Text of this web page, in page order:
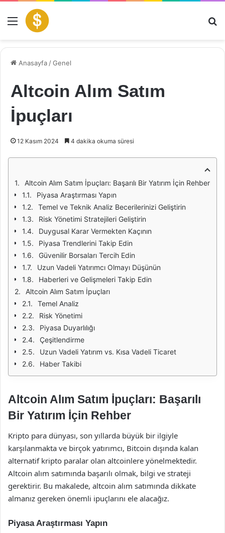
Menü
Anasayfa /Genel
Altcoin Alım Satım
İpuçları
12 Kasım 2024 4 dakika okuma süresi
Altcoin Alım Satım İpuçları: Başarılı Bir Yatırım İçin Rehber
Piyasa Araştırması Yapın
Temel ve Teknik Analiz Becerilerinizi Geliştirin
Risk Yönetimi Stratejileri Geliştirin
Duygusal Karar Vermekten Kaçının
Piyasa Trendlerini Takip Edin
Güvenilir Borsaları Tercih Edin
Uzun Vadeli Yatırımcı Olmayı Düşünün
Haberleri ve Gelişmeleri Takip Edin
Altcoin Alım Satım İpuçları
Temel Analiz
Risk Yönetimi
Piyasa Duyarlılığı
Çeşitlendirme
Uzun Vadeli Yatırım vs. Kısa Vadeli Ticaret
Haber Takibi
Altcoin Alım Satım İpuçları: Başarılı
Bir Yatırım İçin Rehber
Kripto para dünyası, son yıllarda büyük bir ilgiyle
karşılanmakta ve birçok yatırımcı, Bitcoin dışında kalan
alternatif kripto paralar olan altcoinlere yönelmektedir.
Altcoin alım satımında başarılı olmak, bilgi ve strateji
gerektirir. Bu makalede, altcoin alım satımında dikkate
almanız gereken önemli ipuçlarını ele alacağız.
Piyasa Araştırması Yapın